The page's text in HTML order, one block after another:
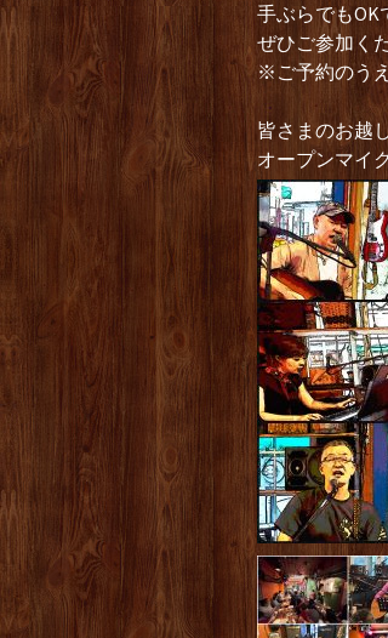
手ぶらでもOK
ぜひご参加く
※ご予約のう
皆さまのお越
オープンマイ